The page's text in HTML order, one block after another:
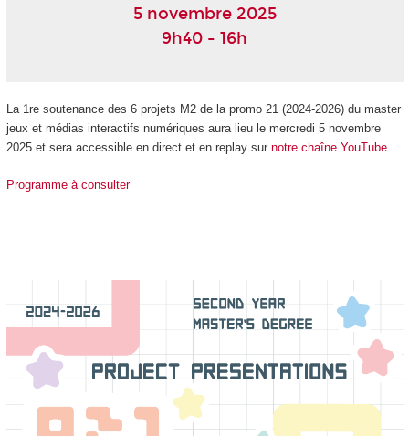
5 novembre 2025
9h40 - 16h
La 1re soutenance des 6 projets M2 de la promo 21 (2024-2026) du master
jeux et médias interactifs numériques aura lieu le mercredi 5 novembre
2025 et sera accessible en direct et en replay sur notre chaîne YouTube.
Programme à consulter